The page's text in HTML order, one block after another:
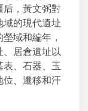
后，黃文弼對
域的現代遺址
域和編年，
、居倉遺址以
表、石器、玉
位、遷移和汗